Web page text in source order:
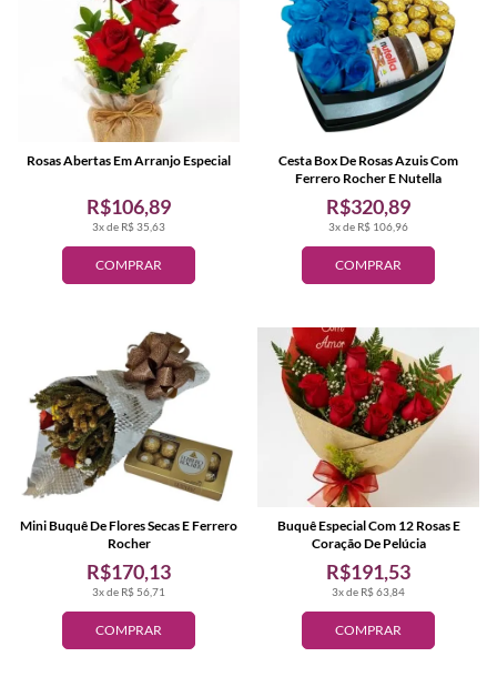
COMPRAR
3x de R$ 35,63
R$106,89
Rosas Abertas Em Arranjo Especial
COMPRAR
3x de R$ 106,96
R$320,89
Cesta Box De Rosas Azuis Com
Ferrero Rocher E Nutella
COMPRAR
3x de R$ 56,71
R$170,13
Mini Buquê De Flores Secas E Ferrero
Rocher
COMPRAR
3x de R$ 63,84
R$191,53
Buquê Especial Com 12 Rosas E
Coração De Pelúcia